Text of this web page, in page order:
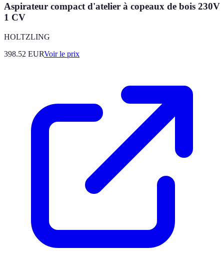
Aspirateur compact d'atelier à copeaux de bois 230V
1 CV
HOLTZLING
398.52 EURVoir le prix